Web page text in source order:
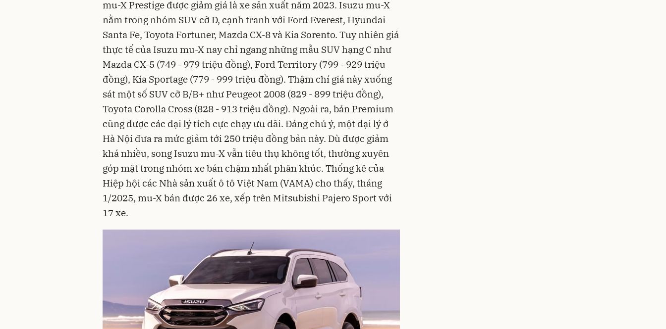
mu-X Prestige được giảm giá là xe sản xuất năm 2023. Isuzu mu-X
nằm trong nhóm SUV cỡ D, cạnh tranh với Ford Everest, Hyundai
Santa Fe, Toyota Fortuner, Mazda CX-8 và Kia Sorento. Tuy nhiên giá
thực tế của Isuzu mu-X nay chỉ ngang những mẫu SUV hạng C như
Mazda CX-5 (749 - 979 triệu đồng), Ford Territory (799 - 929 triệu
đồng), Kia Sportage (779 - 999 triệu đồng). Thậm chí giá này xuống
sát một số SUV cỡ B/B+ như Peugeot 2008 (829 - 899 triệu đồng),
Toyota Corolla Cross (828 - 913 triệu đồng). Ngoài ra, bản Premium
cũng được các đại lý tích cực chạy ưu đãi. Đáng chú ý, một đại lý ở
Hà Nội đưa ra mức giảm tới 250 triệu đồng bản này. Dù được giảm
khá nhiều, song Isuzu mu-X vẫn tiêu thụ không tốt, thường xuyên
góp mặt trong nhóm xe bán chậm nhất phân khúc. Thống kê của
Hiệp hội các Nhà sản xuất ô tô Việt Nam (VAMA) cho thấy, tháng
1/2025, mu-X bán được 26 xe, xếp trên Mitsubishi Pajero Sport với
17 xe.